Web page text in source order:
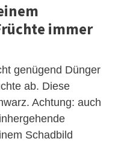
immer
genügend Dünger
ab. Diese
Achtung: auch
Schadbild